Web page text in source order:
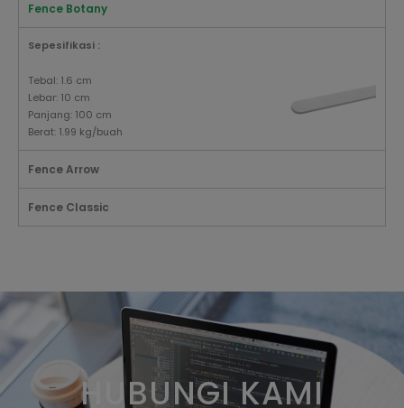
Fence Botany
Sepesifikasi :
Tebal: 1.6 cm
Lebar: 10 cm
Panjang: 100 cm
Berat: 1.99 kg/buah
Fence Arrow
Fence Classic
HUBUNGI KAMI